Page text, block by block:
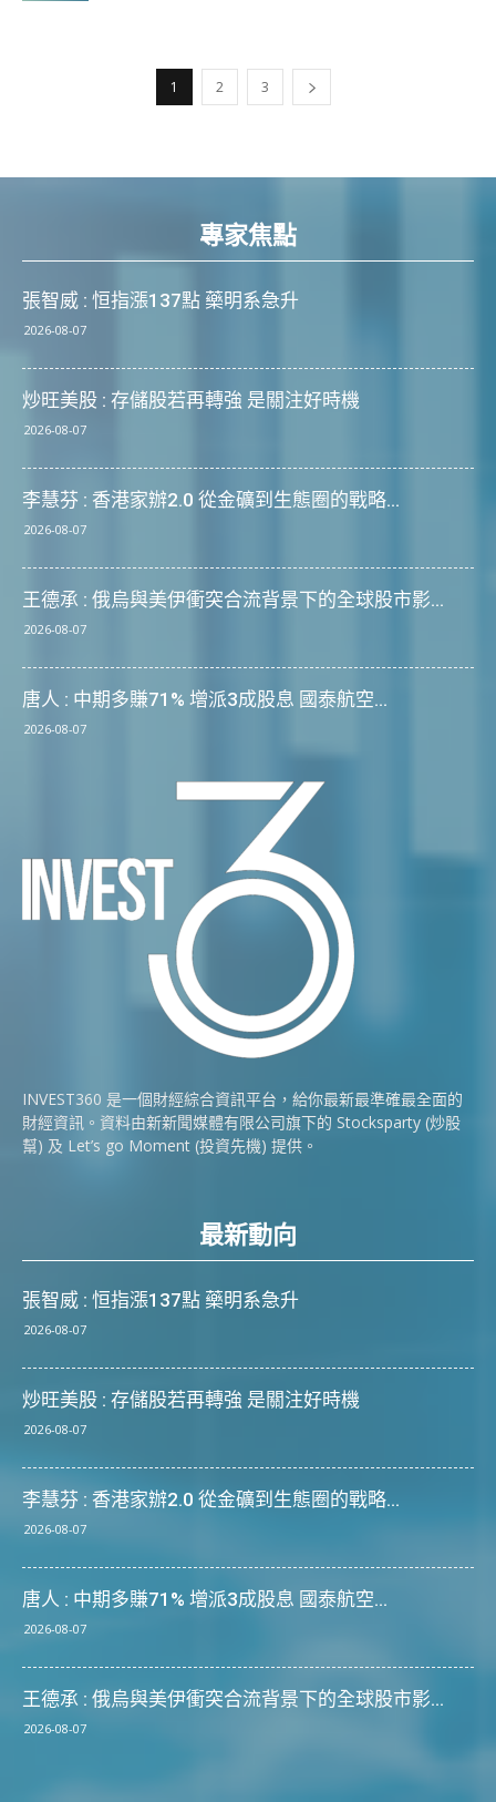
1 2 3
專家焦點
張智威 : 恒指漲137點 藥明系急升
2026-08-07
炒旺美股 : 存儲股若再轉強 是關注好時機
2026-08-07
李慧芬 : 香港家辦2.0 從金礦到生態圈的戰略...
2026-08-07
王德承 : 俄烏與美伊衝突合流背景下的全球股市影...
2026-08-07
唐人 : 中期多賺71% 增派3成股息 國泰航空...
2026-08-07
INVEST360 是一個財經綜合資訊平台，給你最新最準確最全面的
財經資訊。資料由新新聞媒體有限公司旗下的 Stocksparty (炒股
幫) 及 Let’s go Moment (投資先機) 提供。
最新動向
張智威 : 恒指漲137點 藥明系急升
2026-08-07
炒旺美股 : 存儲股若再轉強 是關注好時機
2026-08-07
李慧芬 : 香港家辦2.0 從金礦到生態圈的戰略...
2026-08-07
唐人 : 中期多賺71% 增派3成股息 國泰航空...
2026-08-07
王德承 : 俄烏與美伊衝突合流背景下的全球股市影...
2026-08-07